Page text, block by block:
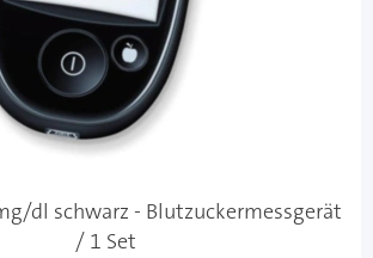
dl schwarz - Blutzuckermessgerät
/ 1 Set